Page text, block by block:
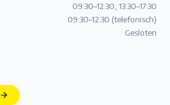
09:30–12:30, 13:30–17:30
09:30–12:30 (telefonisch)
Gesloten